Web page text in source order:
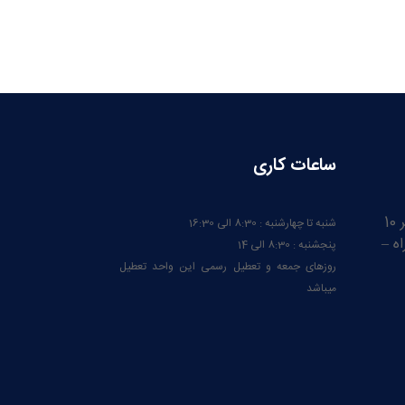
ایران – آذربایجان شرقی – کیلومتر 10
–
ساعات کاری
شنبه تا چهارشنبه : 8:30 الی 16:30
پنجشنبه : 8:30 الی 14
روزهای جمعه و تعطیل رسمی این واحد تعطیل
میباشد